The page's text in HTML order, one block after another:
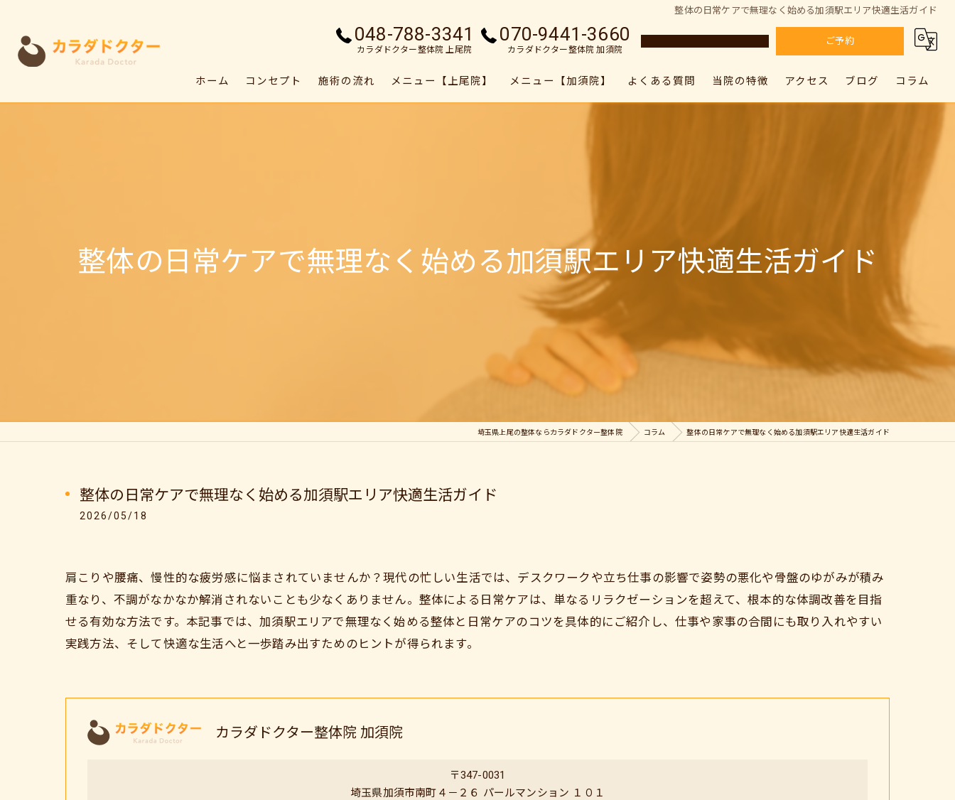
整体の日常ケアで無理なく始める加須駅エリア快適生活ガイド
048-788-3341
カラダドクター整体院 上尾院
070-9441-3660
カラダドクター整体院 加須院
ご予約
ホーム コンセプト 施術の流れ メニュー【上尾院】 メニュー【加須院】 よくある質問 当院の特徴
筋膜リリース
アクセス ブログ コラム
整体の日常ケアで無理なく始める加須駅エリア快適生活ガイド
埼玉県上尾の整体ならカラダドクター整体院 コラム 整体の日常ケアで無理なく始める加須駅エリア快適生活ガイド
整体の日常ケアで無理なく始める加須駅エリア快適生活ガイド
2026/05/18
肩こりや腰痛、慢性的な疲労感に悩まされていませんか？現代の忙しい生活では、デスクワークや立ち仕事の影響で姿勢の悪化や骨盤のゆがみが積み
重なり、不調がなかなか解消されないことも少なくありません。整体による日常ケアは、単なるリラクゼーションを超えて、根本的な体調改善を目指
せる有効な方法です。本記事では、加須駅エリアで無理なく始める整体と日常ケアのコツを具体的にご紹介し、仕事や家事の合間にも取り入れやすい
実践方法、そして快適な生活へと一歩踏み出すためのヒントが得られます。
カラダドクター整体院 加須院
〒347-0031
埼玉県加須市南町４－２６ パールマンション １０１